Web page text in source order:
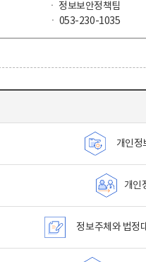
ㆍ 정보보안정책팀
ㆍ 053-230-1035
개인정
개인
정보주체와 법정